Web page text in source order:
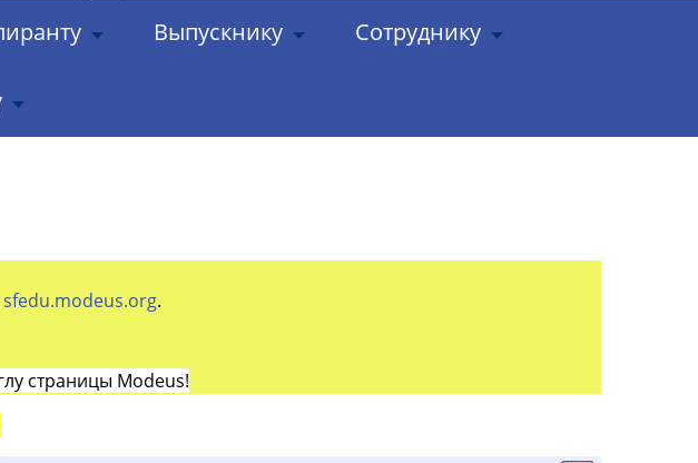
Выпускнику Сотруднику
sfedu.modeus.org.
страницы Modeus!